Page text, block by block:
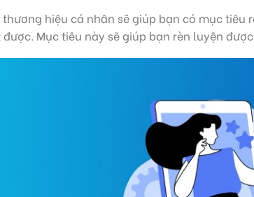
hiệu cá nhân sẽ giúp bạn có mục
Mục tiêu này sẽ giúp bạn rèn luyện